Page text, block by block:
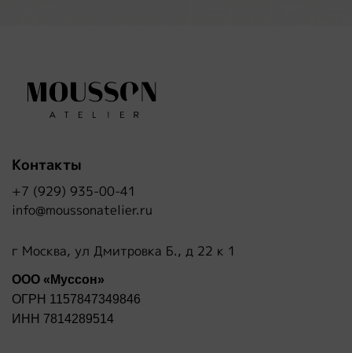
Контакты
+7 (929) 935-00-41
info@moussonatelier.ru
г Москва, ул Дмитровка Б., д 22 к 1
ООО «Муссон»
ОГРН 1157847349846
ИНН 7814289514